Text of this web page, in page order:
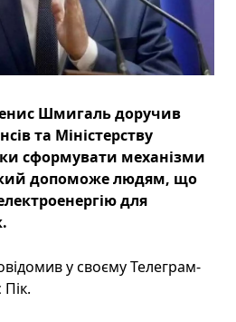
Шмигаль доручив
та Міністерству
сформувати механізми
допоможе людям, що
для
у своєму Телеграм-